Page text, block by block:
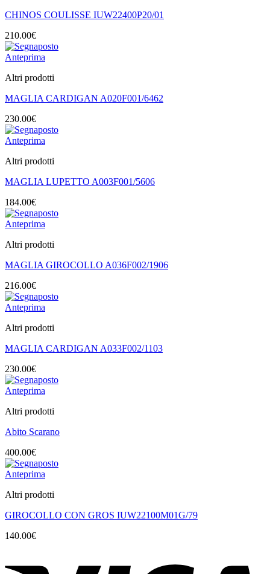
CHINOS COULISSE IUW22400P20/01
210.00€
Anteprima
Altri prodotti
MAGLIA CARDIGAN A020F001/6462
230.00€
Anteprima
Altri prodotti
MAGLIA LUPETTO A003F001/5606
184.00€
Anteprima
Altri prodotti
MAGLIA GIROCOLLO A036F002/1906
216.00€
Anteprima
Altri prodotti
MAGLIA CARDIGAN A033F002/1103
230.00€
Anteprima
Altri prodotti
Abito Scarano
400.00€
Anteprima
Altri prodotti
GIROCOLLO CON GROS IUW22100M01G/79
140.00€